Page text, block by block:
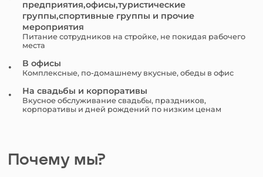
предприятия,офисы,туристические
группы,спортивные группы и прочие
мероприятия
Питание сотрудников на стройке, не покидая рабочего
места
В офисы
Комплексные, по-домашнему вкусные, обеды в офис
На свадьбы и корпоративы
Вкусное обслуживание свадьбы, праздников,
корпоративы и дней рождений по низким ценам
Почему мы?